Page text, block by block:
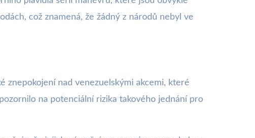
což znamená, že žádný z národů nebyl ve
znepokojení nad venezuelskými akcemi, které
na potenciální rizika takového jednání pro